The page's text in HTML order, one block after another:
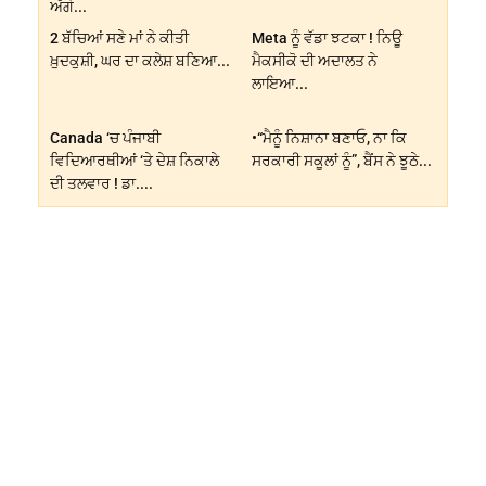
ਅੱਗੇ...
2 ਬੱਚਿਆਂ ਸਣੇ ਮਾਂ ਨੇ ਕੀਤੀ
ਖ਼ੁਦਕੁਸ਼ੀ, ਘਰ ਦਾ ਕਲੇਸ਼ ਬਣਿਆ...
Meta ਨੂੰ ਵੱਡਾ ਝਟਕਾ ! ਨਿਊ
ਮੈਕਸੀਕੋ ਦੀ ਅਦਾਲਤ ਨੇ
ਲਾਇਆ...
Canada ‘ਚ ਪੰਜਾਬੀ
ਵਿਦਿਆਰਥੀਆਂ ‘ਤੇ ਦੇਸ਼ ਨਿਕਾਲੇ
ਦੀ ਤਲਵਾਰ ! ਡਾ....
•“ਮੈਨੂੰ ਨਿਸ਼ਾਨਾ ਬਣਾਓ, ਨਾ ਕਿ
ਸਰਕਾਰੀ ਸਕੂਲਾਂ ਨੂੰ”, ਬੈਂਸ ਨੇ ਝੂਠੇ...